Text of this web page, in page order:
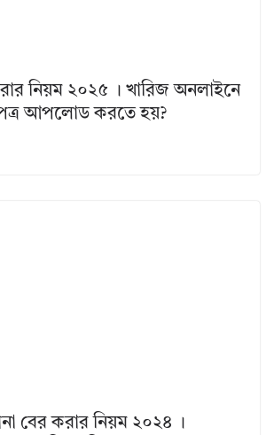
নিয়ম ২০২৫ । খারিজ অনলাইনে
আপলোড করতে হয়?
বের করার নিয়ম ২০২৪ ।